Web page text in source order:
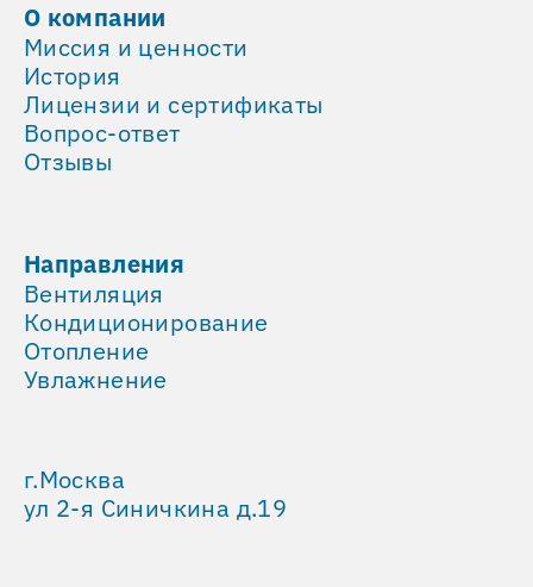
предусмотрено
использование
схемы
резервирования
и
чередования
кондиционер
постоянно
функционирует,
обеспечивая
поддержание
тогда
как
О компании
Миссия и ценности
История
Лицензии и сертификаты
Вопрос-ответ
Отзывы
Направления
Вентиляция
Кондиционирование
Отопление
Увлажнение
г.Москва
ул 2-я Синичкина д.19